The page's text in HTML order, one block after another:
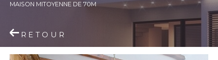
MAISON MITOYENNE DE 70M
RETOUR